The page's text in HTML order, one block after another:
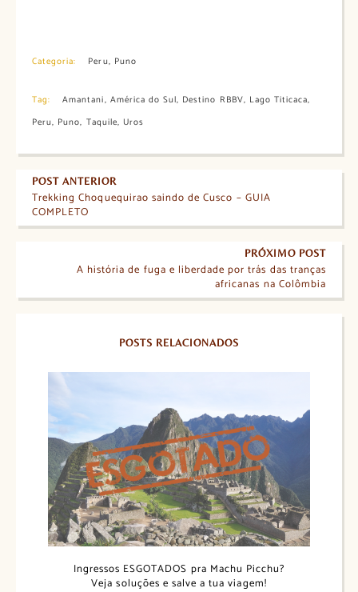
Categoria: Peru, Puno
Tag: Amantani, América do Sul, Destino RBBV, Lago Titicaca,
Peru, Puno, Taquile, Uros
POST ANTERIOR
Trekking Choquequirao saindo de Cusco – GUIA
COMPLETO
PRÓXIMO POST
A história de fuga e liberdade por trás das tranças
africanas na Colômbia
POSTS RELACIONADOS
Ingressos ESGOTADOS pra Machu Picchu?
Veja soluções e salve a tua viagem!